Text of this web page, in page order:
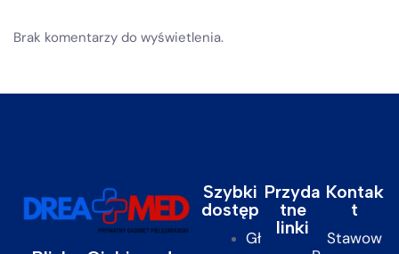
Brak komentarzy do wyświetlenia.
Szybki
dostęp
Gł
Przyda
tne
linki
Kontak
t
Stawow